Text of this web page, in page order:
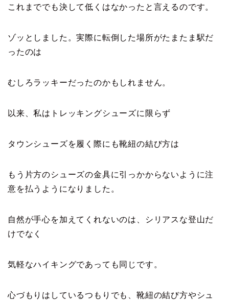
これまででも決して低くはなかったと言えるのです。
ゾッとしました。実際に転倒した場所がたまたま駅だ
ったのは
むしろラッキーだったのかもしれません。
以来、私はトレッキングシューズに限らず
タウンシューズを履く際にも靴紐の結び方は
もう片方のシューズの金具に引っかからないように注
意を払うようになりました。
自然が手心を加えてくれないのは、シリアスな登山だ
けでなく
気軽なハイキングであっても同じです。
心づもりはしているつもりでも、靴紐の結び方やシュ